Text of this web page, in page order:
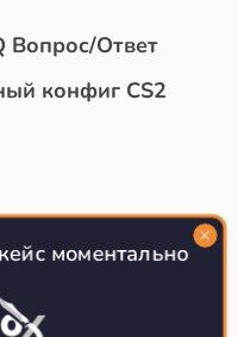
Вопрос/Ответ
конфиг CS2
О проекте
моментально